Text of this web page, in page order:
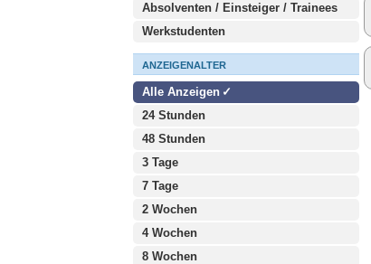
Absolventen / Einsteiger / Trainees
Werkstudenten
ANZEIGENALTER
Alle Anzeigen
24 Stunden
48 Stunden
3 Tage
7 Tage
2 Wochen
4 Wochen
8 Wochen